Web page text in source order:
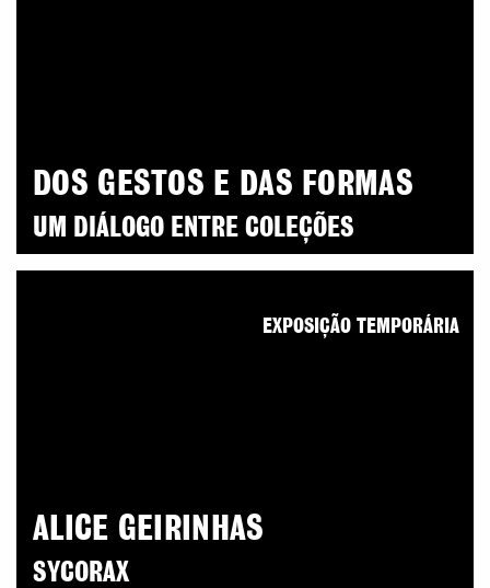
DOS GESTOS E DAS FORMAS
UM DIÁLOGO ENTRE COLEÇÕES
ALICE GEIRINHAS
SYCORAX
EXPOSIÇÃO TEMPORÁRIA